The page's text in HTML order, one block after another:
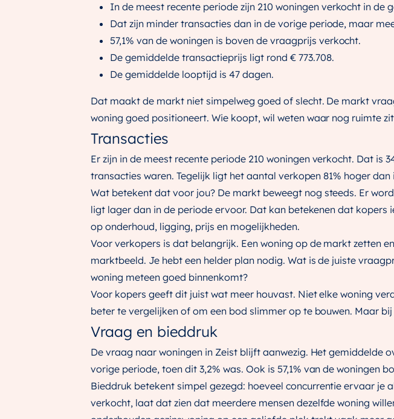
In de meest recente periode zijn 210 woningen verkocht in de
Dat zijn minder transacties dan in de vorige periode, maar
57,1% van de woningen is boven de vraagprijs verkocht.
De gemiddelde transactieprijs ligt rond € 773.708.
De gemiddelde looptijd is 47 dagen.
Dat maakt de markt niet simpelweg goed of slecht. De markt
woning goed positioneert. Wie koopt, wil weten waar nog ruimte
Transacties
Er zijn in de meest recente periode 210 woningen verkocht. Dat is
transacties waren. Tegelijk ligt het aantal verkopen 81% hoger
Wat betekent dat voor jou? De markt beweegt nog steeds. Er
ligt lager dan in de periode ervoor. Dat kan betekenen dat kopers
op onderhoud, ligging, prijs en mogelijkheden.
Voor verkopers is dat belangrijk. Een woning op de markt zetten
marktbeeld. Je hebt een helder plan nodig. Wat is de juiste
woning meteen goed binnenkomt?
Voor kopers geeft dit juist wat meer houvast. Niet elke woning
beter te vergelijken of om een bod slimmer op te bouwen. Maar
Vraag en bieddruk
De vraag naar woningen in Zeist blijft aanwezig. Het gemiddelde
vorige periode, toen dit 3,2% was. Ook is 57,1% van de woningen
Bieddruk betekent simpel gezegd: hoeveel concurrentie ervaar je
verkocht, laat dat zien dat meerdere mensen dezelfde woning